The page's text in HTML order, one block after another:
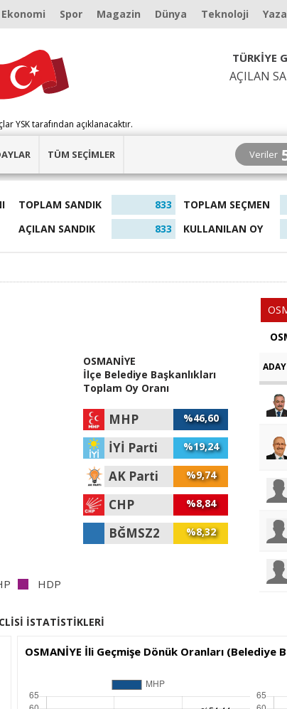
Ekonomi Spor Magazin Dünya Teknoloji
YSK tarafından açıklanacaktır.
TÜRKİYE
AÇILAN
TÜM SEÇİMLER Veriler
TOPLAM SANDIK
833
AÇILAN SANDIK
833
TOPLAM SEÇMEN
KULLANILAN OY
OSMANİYE
İlçe Belediye Başkanlıkları
Toplam Oy Oranı
MHP %46,60
İYİ Parti %19,24
AK Parti %9,74
CHP %8,84
BĞMSZ2 %8,32
ADAY
HDP
İSTATİSTİKLERİ
OSMANİYE İli Geçmişe Dönük Oranları (Belediye